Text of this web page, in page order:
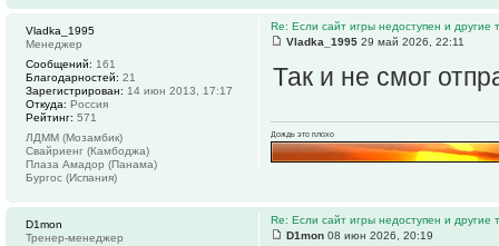
Re: Если сайт игры недоступен и другие
Vladka_1995 29 май 2026, 22:11
Так и не смог
Дождь это плохо
Vladka_1995
Менеджер
Сообщений: 161
Благодарностей: 21
Зарегистрирован: 14 июн 2013, 17:17
Откуда: Россия
Рейтинг: 571
ЛДММ (Мозамбик)
Свайриенг (Камбоджа)
Плаза Амадор (Панама)
Бургос (Испания)
Re: Если сайт игры недоступен и другие
D1mon 08 июн 2026, 20:19
D1mon
Тренер-менеджер